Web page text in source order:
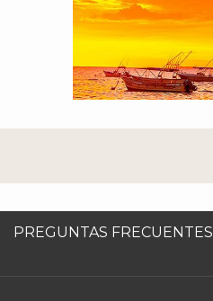
PREGUNTAS FRECUENTES